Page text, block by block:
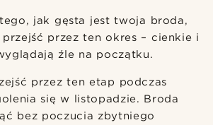
jak gęsta jest twoja broda,
przez ten okres – cienkie i
źle na początku.
przez ten etap podczas
się w listopadzie. Broda
bez poczucia zbytniego